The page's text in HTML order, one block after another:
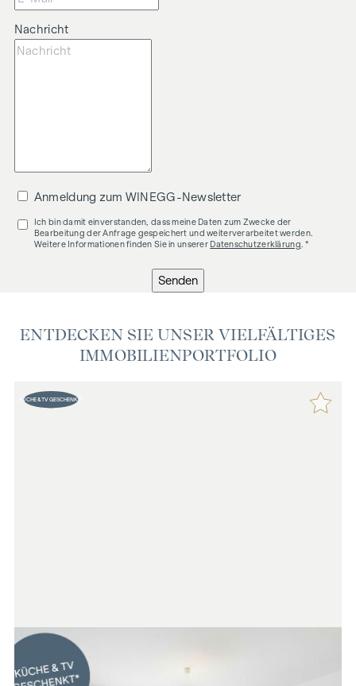
Nachricht
Anmeldung zum WINEGG-Newsletter
Ich bin damit einverstanden, dass meine Daten zum Zwecke der
Bearbeitung der Anfrage gespeichert und weiterverarbeitet werden.
Weitere Informationen finden Sie in unserer Datenschutzerklärung . *
Senden
ENTDECKEN SIE UNSER VIELFÄLTIGES
IMMOBILIENPORTFOLIO
KÜCHE & TV GESCHENKT*